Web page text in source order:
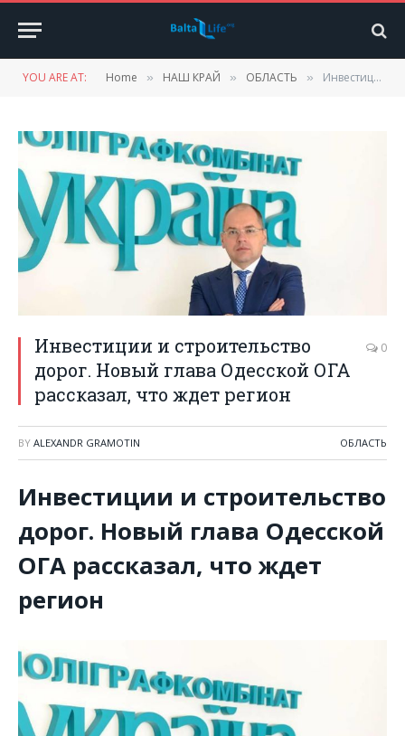
YOU ARE AT: Home » НАШ КРАЙ » ОБЛАСТЬ » Инвестиции и строительство дорог. Новый глава Одесской ОГА рассказал, что ждет регион
Инвестиции и строительство
дорог. Новый глава Одесской ОГА
рассказал, что ждет регион
0
BY ALEXANDR GRAMOTIN ОБЛАСТЬ
Инвестиции и строительство
дорог. Новый глава Одесской
ОГА рассказал, что ждет
регион